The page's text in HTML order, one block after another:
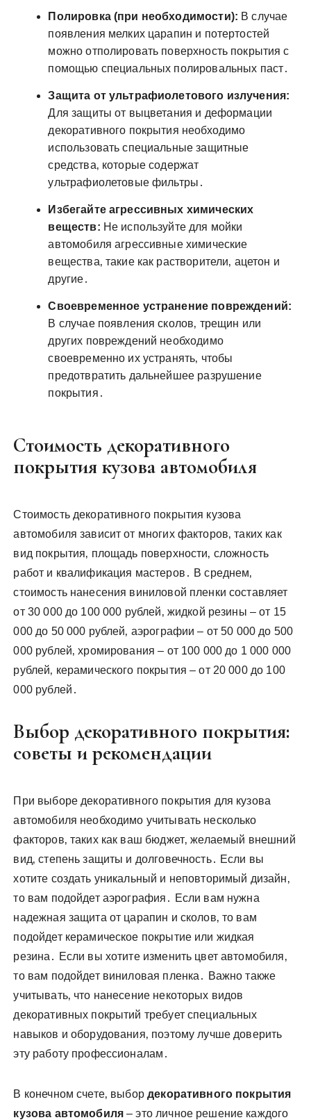
Полировка (при необходимости): В случае
появления мелких царапин и потертостей
можно отполировать поверхность покрытия с
помощью специальных полировальных паст․
Защита от ультрафиолетового излучения:
Для защиты от выцветания и деформации
декоративного покрытия необходимо
использовать специальные защитные
средства‚ которые содержат
ультрафиолетовые фильтры․
Избегайте агрессивных химических
веществ: Не используйте для мойки
автомобиля агрессивные химические
вещества‚ такие как растворители‚ ацетон и
другие․
Своевременное устранение повреждений:
В случае появления сколов‚ трещин или
других повреждений необходимо
своевременно их устранять‚ чтобы
предотвратить дальнейшее разрушение
покрытия․
Стоимость декоративного
покрытия кузова автомобиля
Стоимость декоративного покрытия кузова
автомобиля зависит от многих факторов‚ таких как
вид покрытия‚ площадь поверхности‚ сложность
работ и квалификация мастеров․ В среднем‚
стоимость нанесения виниловой пленки составляет
от 30 000 до 100 000 рублей‚ жидкой резины – от 15
000 до 50 000 рублей‚ аэрографии – от 50 000 до 500
000 рублей‚ хромирования – от 100 000 до 1 000 000
рублей‚ керамического покрытия – от 20 000 до 100
000 рублей․
Выбор декоративного покрытия:
советы и рекомендации
При выборе декоративного покрытия для кузова
автомобиля необходимо учитывать несколько
факторов‚ таких как ваш бюджет‚ желаемый внешний
вид‚ степень защиты и долговечность․ Если вы
хотите создать уникальный и неповторимый дизайн‚
то вам подойдет аэрография․ Если вам нужна
надежная защита от царапин и сколов‚ то вам
подойдет керамическое покрытие или жидкая
резина․ Если вы хотите изменить цвет автомобиля‚
то вам подойдет виниловая пленка․ Важно также
учитывать‚ что нанесение некоторых видов
декоративных покрытий требует специальных
навыков и оборудования‚ поэтому лучше доверить
эту работу профессионалам․
В конечном счете‚ выбордекоративного покрытия
кузова автомобиля – это личное решение каждого